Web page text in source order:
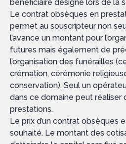
bénéficiaire désigné lors de la
Le contrat obsèques en
permet au souscripteur non
l’avance un montant pour
futures mais également de
l’organisation des funérailles
crémation, cérémonie
conservation). Seul un
dans ce domaine peut réaliser
prestations.
Le prix d’un contrat obsèques
souhaité. Le montant des